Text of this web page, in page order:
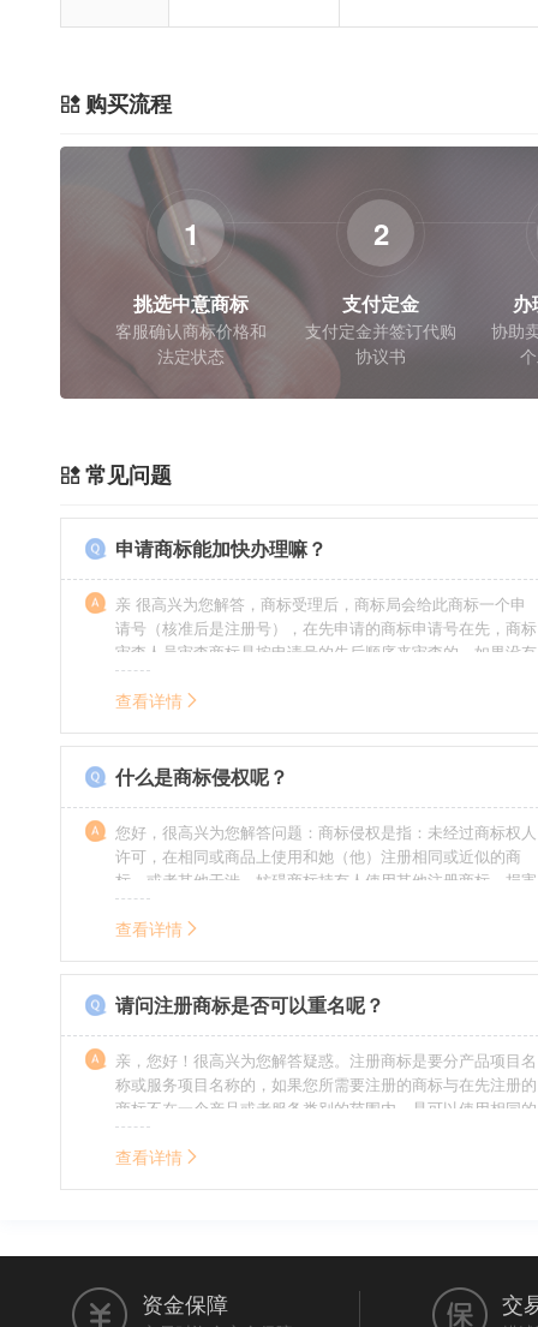
购买流程
1
挑选中意商标
客服确认商标价格和
法定状态
2
支付定金
支付定金并签订代购
协议书
办
协助
常见问题
申请商标能加快办理嘛？
亲 很高兴为您解答，商标受理后，商标局会给此商标一个申
请号（核准后是注册号），在先申请的商标申请号在先，商标
审查人员审查商标是按申请号的先后顺序来审查的，如果没有
特殊情况（受理案件需要，被异议等），不会延迟也不会提
前。
查看详情
什么是商标侵权呢？
您好，很高兴为您解答问题：商标侵权是指：未经过商标权人
许可，在相同或商品上使用和她（他）注册相同或近似的商
标，或者其他干涉、妨碍商标持有人使用其他注册商标，损害
商标持有人合法权益的其他行为。侵权的人通常需要承担侵权
的责任，明知侵权的行为的人要承担赔偿的责任。情节严重
查看详情
请问注册商标是否可以重名呢？
亲，您好！很高兴为您解答疑惑。注册商标是要分产品项目名
称或服务项目名称的，如果您所需要注册的商标与在先注册的
商标不在一个产品或者服务类别的范围内，是可以使用相同的
名称的。希望我的回答能帮到您。
查看详情
资金保障 交